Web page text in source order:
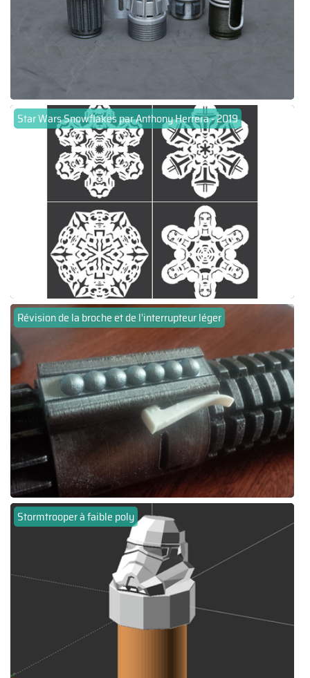
Star Wars Snowflakes par Anthony Herrera - 2019
Révision de la broche et de l'interrupteur léger
Stormtrooper à faible poly